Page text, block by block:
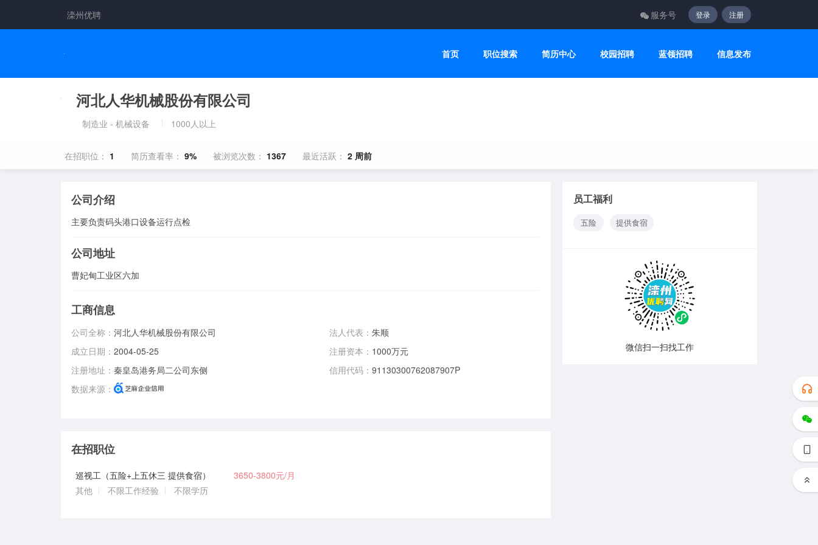
滦州优聘 服务号 登录 注册
首页 职位搜索 简历中心 校园招聘 蓝领招聘 信息发布
河北人华机械股份有限公司
制造业 - 机械设备 1000人以上
在招职位： 1 简历查看率： 9% 被浏览次数： 1367 最近活跃： 2 周前
公司介绍
主要负责码头港口设备运行点检
公司地址
曹妃甸工业区六加
工商信息
公司全称：河北人华机械股份有限公司
成立日期：2004-05-25
注册地址：秦皇岛港务局二公司东侧
数据来源：
法人代表： 朱顺
注册资本： 1000万元
信用代码： 91130300762087907P
在招职位
巡视工（五险+上五休三 提供食宿）
3650-3800元/月
其他
不限工作经验 不限学历
员工福利
五险 提供食宿
微信扫一扫找工作